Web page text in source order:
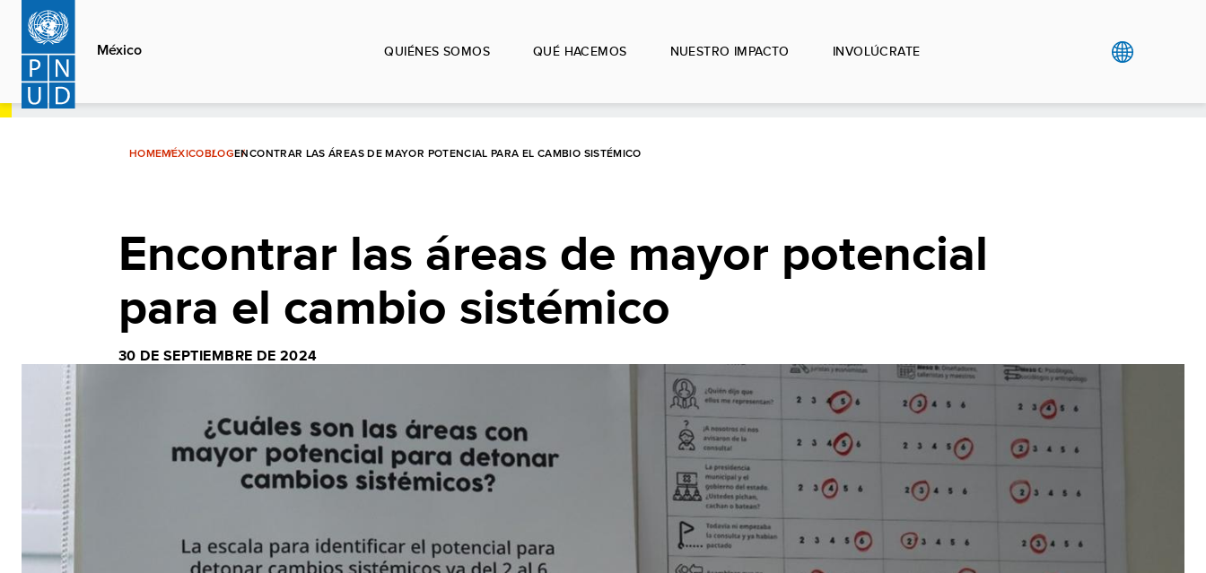
Pasar
contenido
principal
México QUIÉNES SOMOS QUÉ HACEMOS NUESTRO IMPACTO INVOLÚCRATE
HOMEMÉXICOBLOGENCONTRAR LAS ÁREAS DE MAYOR POTENCIAL PARA EL CAMBIO SISTÉMICO
Encontrar las áreas de mayor potencial
para el cambio sistémico
30 DE SEPTIEMBRE DE 2024